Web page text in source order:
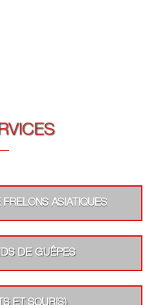
ASIATIQUES
DE GUÊPES